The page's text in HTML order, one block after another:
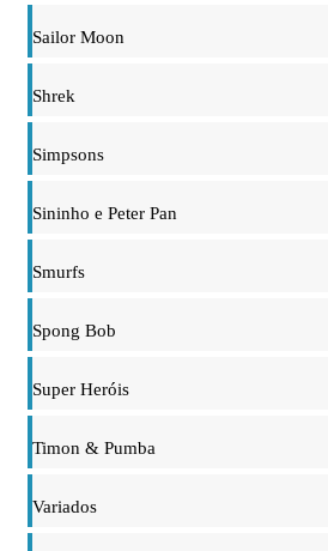
Sailor Moon
Shrek
Simpsons
Sininho e Peter Pan
Smurfs
Spong Bob
Super Heróis
Timon & Pumba
Variados